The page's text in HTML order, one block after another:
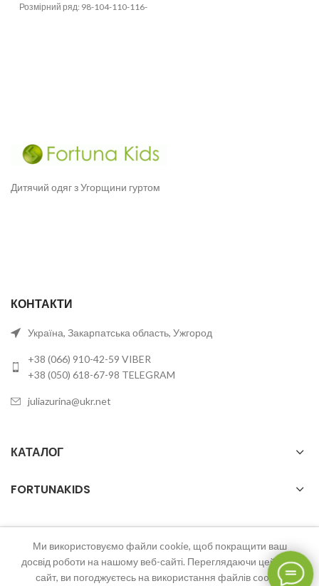
Розмірний ряд: 98-104-110-116-
Дитячий одяг з Угорщини гуртом
КОНТАКТИ
Україна, Закарпатська область, Ужгород
+38 (066) 910-42-59 VIBER
+38 (050) 618-67-98 TELEGRAM
juliazurina@ukr.net
КАТАЛОГ
FORTUNAKIDS
2023 FortunaKids Всі права захищені.
Ми використовуємо файли cookie, щоб покращити ваш
досвід роботи на нашому веб-сайті. Переглядаючи цей веб-
сайт, ви погоджуєтесь на використання файлів cookie.